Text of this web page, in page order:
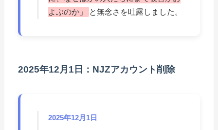
よぶのか」
と無念さを吐露しました。
2025年12月1日：NJZアカウント削除
2025年12月1日